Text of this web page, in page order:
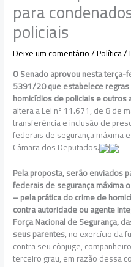
para
policiais
Deixe um comentário/Política/
O Senado aprovou nesta terça-
5391/20 que estabelece
homicídios de policiais e outros
altera a Lei nº 11.671, de 8 de
transferência e inclusão de
federais de segurança máxima
Câmara dos Deputados.
Pela proposta, serão enviados
federais de segurança máxima
– pela prática do crime de
contra autoridade ou agente
Força Nacional de Segurança,
seus parentes, no exercício da
contra seu cônjuge,
terceiro grau, em razão dessa